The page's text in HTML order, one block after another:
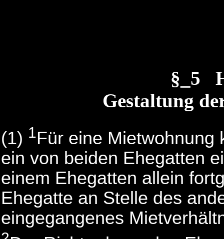
§_5
Gestaltung
(1) 1Für eine Mietwohnung
ein von beiden Ehegatten
einem Ehegatten allein
Ehegatte an Stelle des
eingegangenes